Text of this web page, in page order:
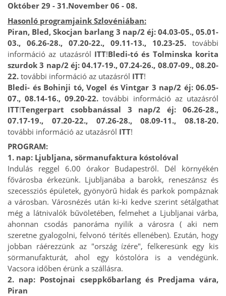
Október 29 - 31.November 06 - 08.
Hasonló programjaink Szlovéniában:
Piran, Bled, Skocjan barlang 3 nap/2 éj: 04.03-05., 05.01-
03., 06.26-28., 07.20-22., 09.11-13., 10.23-25. további
információ az utazásról ITT!Bledi-tó és Tolminska korita
szurdok 3 nap/2 éj: 04.17-19., 07.24-26., 08.07-09., 08.20-
22. további információ az utazásról ITT!
Bledi- és Bohinji tó, Vogel és Vintgar 3 nap/2 éj: 06.05-
07., 08.14-16., 09.20-22. további információ az utazásról
ITT!Tengerpart csobbanással 3 nap/2 éj: 06.26-28.,
07.17-19., 07.20-22., 07.26-28., 08.09-11., 08.18-20.
további információ az utazásról ITT!
PROGRAM:
1. nap: Ljubljana, sörmanufaktura kóstolóval
Indulás reggel 6.00 órakor Budapestről. Dél környékén
fővárosba érkezünk. Ljubljanába a barokk, reneszánsz és
szecessziós épületek, gyönyörű hidak és parkok pompáznak
a városban. Városnézés után ki-ki kedve szerint sétálgathat
még a látnivalók bűvöletében, felmehet a Ljubljanai várba,
ahonnan csodás panoráma nyilik a városra ( aki nem
szeretne gyalogolni, felvonó térítés ellenében). Ezután, hogy
jobban ráérezzünk az "ország ízére", felkeresünk egy kis
sörmanufakturát, ahol egy kóstolóra is a vendégünk.
Vacsora időben érünk a szállásra.
2. nap: Postojnai cseppkőbarlang és Predjama vára,
Piran